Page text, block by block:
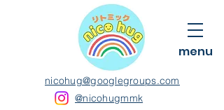
nicohug@googlegroups.com
menu
@nicohugmmk